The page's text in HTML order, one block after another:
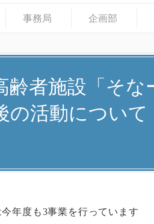
事務局 企画部
齢者施設「そ
の活動について
今年度も3事業を行っています